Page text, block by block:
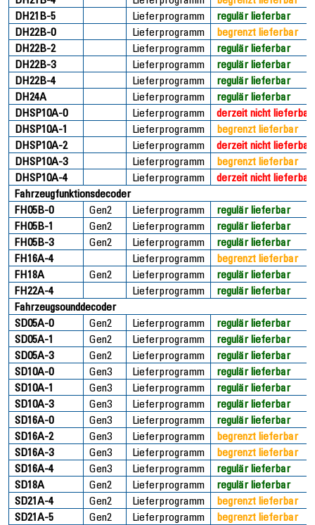
DH21B-5
Lieferprogramm
regulär lieferbar
DH22B-0
Lieferprogramm
begrenzt lieferbar
DH22B-2
Lieferprogramm
regulär lieferbar
DH22B-3
Lieferprogramm
regulär lieferbar
DH22B-4
Lieferprogramm
regulär lieferbar
DH24A
Lieferprogramm
regulär lieferbar
DHSP10A-0
Lieferprogramm
derzeit nicht lieferbar
DHSP10A-1
Lieferprogramm
begrenzt lieferbar
DHSP10A-2
Lieferprogramm
derzeit nicht lieferbar
DHSP10A-3
Lieferprogramm
begrenzt lieferbar
DHSP10A-4
Lieferprogramm
derzeit nicht lieferbar
Fahrzeugfunktionsdecoder
FH05B-0
Gen2 Lieferprogramm
regulär lieferbar
FH05B-1
Gen2 Lieferprogramm
regulär lieferbar
FH05B-3
Gen2 Lieferprogramm
regulär lieferbar
FH16A-4
Lieferprogramm
begrenzt lieferbar
FH18A
Gen2 Lieferprogramm
regulär lieferbar
FH22A-4
Lieferprogramm
regulär lieferbar
Fahrzeugsounddecoder
SD05A-0
Gen2 Lieferprogramm
regulär lieferbar
SD05A-1
Gen2 Lieferprogramm
regulär lieferbar
SD05A-3
Gen2 Lieferprogramm
regulär lieferbar
SD10A-0
Gen3 Lieferprogramm
regulär lieferbar
SD10A-1
Gen3 Lieferprogramm
regulär lieferbar
SD10A-3
Gen3 Lieferprogramm
regulär lieferbar
SD16A-0
Gen3 Lieferprogramm
regulär lieferbar
SD16A-2
Gen3 Lieferprogramm
begrenzt lieferbar
SD16A-3
Gen3 Lieferprogramm
begrenzt lieferbar
SD16A-4
Gen3 Lieferprogramm
regulär lieferbar
SD18A
Gen2 Lieferprogramm
regulär lieferbar
SD21A-4
Gen2 Lieferprogramm
begrenzt lieferbar
SD21A-5
Gen2 Lieferprogramm
begrenzt lieferbar